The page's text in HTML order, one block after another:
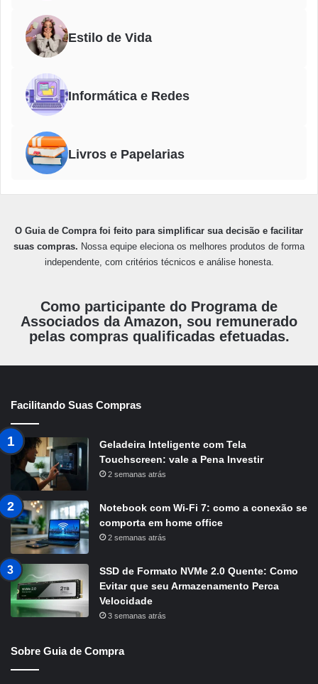
Estilo de Vida
Informática e Redes
Livros e Papelarias
O Guia de Compra foi feito para simplificar sua decisão e facilitar
suas compras. Nossa equipe eleciona os melhores produtos de forma
independente, com critérios técnicos e análise honesta.
Como participante do Programa de
Associados da Amazon, sou remunerado
pelas compras qualificadas efetuadas.
Facilitando Suas Compras
Geladeira Inteligente com Tela
Touchscreen: vale a Pena Investir
2 semanas atrás
Notebook com Wi-Fi 7: como a conexão se
comporta em home office
2 semanas atrás
SSD de Formato NVMe 2.0 Quente: Como
Evitar que seu Armazenamento Perca
Velocidade
3 semanas atrás
Sobre Guia de Compra